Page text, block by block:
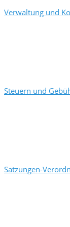
Verwaltung und
Steuern und
Satzungen-